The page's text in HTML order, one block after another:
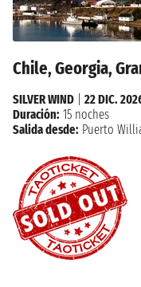
Chile, Georgia,
SILVER WIND
22 DIC.
Duración: 15 noches
Salida desde: Puerto